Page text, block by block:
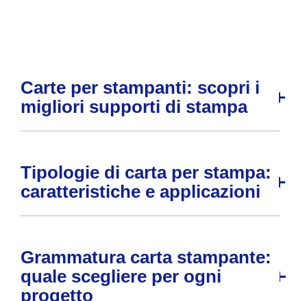
Carte per stampanti: scopri i
migliori supporti di stampa
Tipologie di carta per stampa:
caratteristiche e applicazioni
Grammatura carta stampante:
quale scegliere per ogni
progetto